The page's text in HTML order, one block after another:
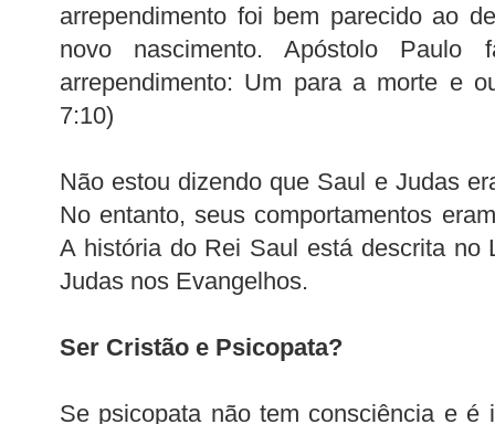
arrependimento foi bem parecido ao
novo nascimento. Apóstolo
arrependimento: Um para a morte e
7:10)
Não estou dizendo que Saul e Judas
No entanto, seus comportamentos
A história do Rei Saul está descrita no
Judas nos Evangelhos.
Ser Cristão e Psicopata?
Se psicopata não tem consciência e é